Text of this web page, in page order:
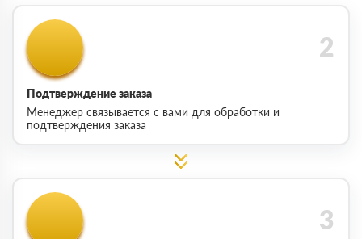
Подтверждение заказа
Менеджер связывается с вами для обработки и
подтверждения заказа